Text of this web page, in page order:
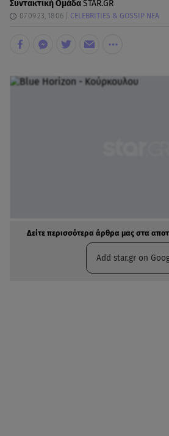
Συντακτική ΟμάδαSTAR.GR
07.09.23, 18:06 CELEBRITIES & GOSSIP ΝΕΑ
Δείτε περισσότερα άρθρα μας στα
Add star.gr on